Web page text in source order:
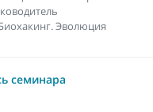
Эволюция
семинара